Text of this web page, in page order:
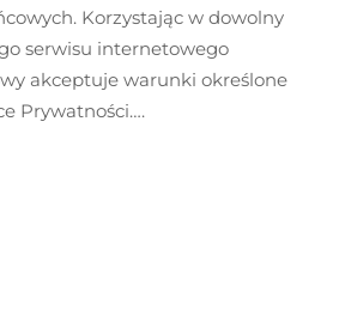
Korzystając w dowolny
serwisu internetowego
akceptuje warunki określone
Prywatności….